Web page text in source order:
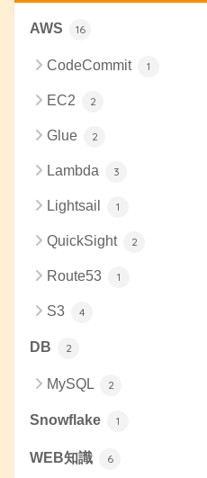
AWS 16
CodeCommit 1
EC2 2
Glue 2
Lambda 3
Lightsail 1
QuickSight 2
Route53 1
S3 4
DB 2
MySQL 2
Snowflake 1
WEB知識 6